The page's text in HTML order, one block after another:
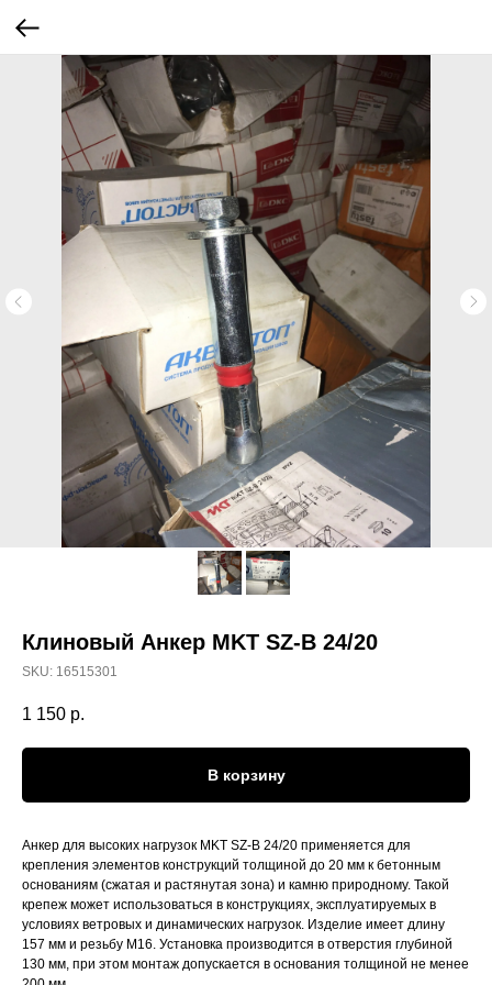
Клиновый Анкер MKT SZ-B 24/20
SKU: 16515301
1 150 р.
В корзину
Анкер для высоких нагрузок MKT SZ-B 24/20 применяется для
крепления элементов конструкций толщиной до 20 мм к бетонным
основаниям (сжатая и растянутая зона) и камню природному. Такой
крепеж может использоваться в конструкциях, эксплуатируемых в
условиях ветровых и динамических нагрузок. Изделие имеет длину
157 мм и резьбу М16. Установка производится в отверстия глубиной
130 мм, при этом монтаж допускается в основания толщиной не менее